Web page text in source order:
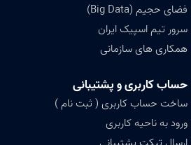
فضای حجیم (Big Data)
سرور تیم اسپیک ایران
همکاری های سازمانی
حساب کاربری و پشتیبانی
ساخت حساب کاربری ( ثبت نام )
ورود به ناحیه کاربری